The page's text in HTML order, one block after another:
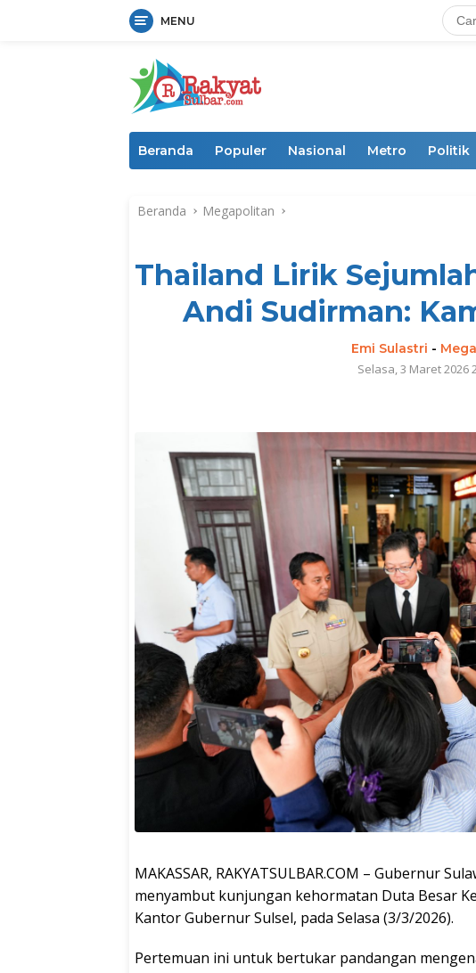
MENU
Beranda Populer Nasional Metro Politik
Beranda Megapolitan
Thailand Lirik
Andi Sudirman:
Emi Sulastri -
Selasa, 3 Maret 2026
MAKASSAR, RAKYATSULBAR.COM – Gubernur
menyambut kunjungan kehormatan Duta Besar
Kantor Gubernur Sulsel, pada Selasa (3/3/2026).
Pertemuan ini untuk bertukar pandangan